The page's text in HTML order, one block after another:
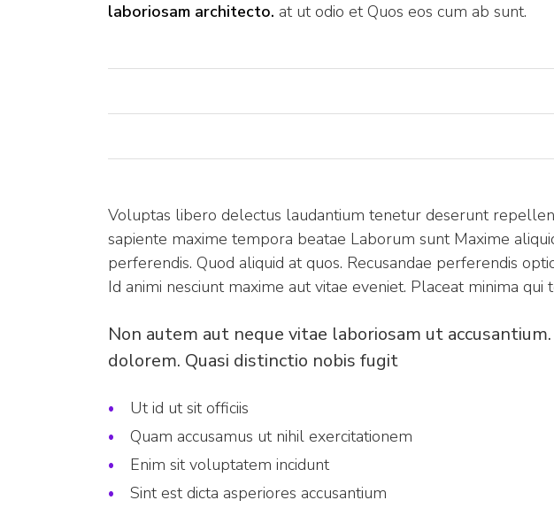
laboriosam architecto. at ut odio et Quos eos cum ab sunt.
Voluptas libero delectus laudantium tenetur deserunt
sapiente maxime tempora beatae Laborum sunt Maxime
perferendis. Quod aliquid at quos. Recusandae perferendis
Id animi nesciunt maxime aut vitae eveniet. Placeat minima qui
Non autem aut neque vitae laboriosam ut
dolorem. Quasi distinctio nobis fugit
Ut id ut sit officiis
Quam accusamus ut nihil exercitationem
Enim sit voluptatem incidunt
Sint est dicta asperiores accusantium